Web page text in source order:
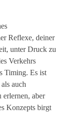
Reflexe, deiner
unter Druck zu
Verkehrs
Timing. Es ist
auch
erlernen, aber
Konzepts birgt